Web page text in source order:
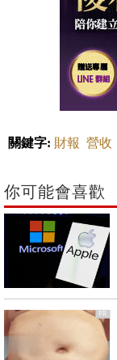
關鍵字: 財報 營收
你可能會喜歡
PR